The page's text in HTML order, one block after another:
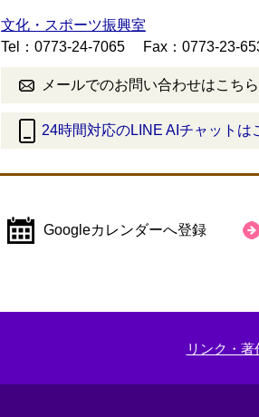
文化・スポーツ振興室
Tel：0773-24-7065
Fax：0773-23-
メールでのお問い合わせはこちら
24時間対応のLINE AIチャットは
外
リ
ン
Googleカレンダーへ登録
リンク・